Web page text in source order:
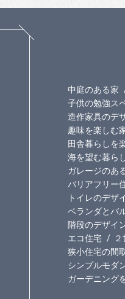
中庭のある家
子供の勉強ス
造作家具のデ
趣味を楽しむ
田舎暮らしを
海を望む暮ら
ガレージのあ
バリアフリー
トイレのデザ
ベランダとバ
階段のデザイ
エコ住宅
狭小住宅の間
シンプルモダ
ガーデニング